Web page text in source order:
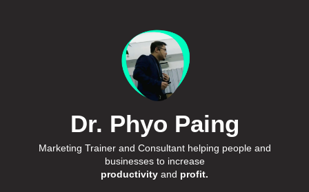
Dr. Phyo Paing
Marketing Trainer and Consultant helping people and
businesses to increase
productivity and profit.